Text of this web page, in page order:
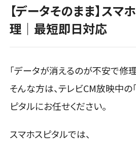
【データそのまま】スマ
理｜最短即日対応
「データが消えるのが不安で修
そんな方は、テレビCM放映中の
ピタルにお任せください。
スマホスピタルでは、